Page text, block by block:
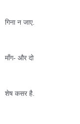
गिना न जाए.
माँग- और दो
शेष कसर है.